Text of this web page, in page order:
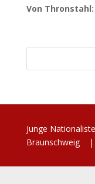
Von
Junge
Braunschweig